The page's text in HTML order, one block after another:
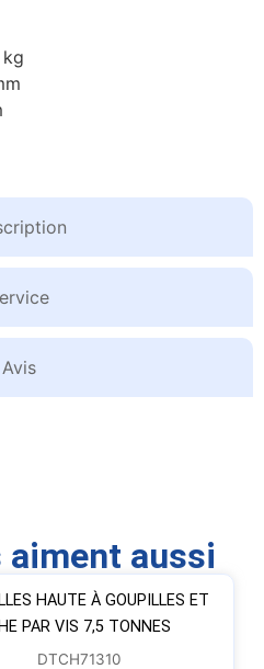
Avis
aussi
HAUTE À GOUPILLES ET
PAR VIS 7,5 TONNES
DTCH71310